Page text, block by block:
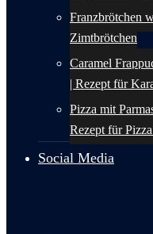
Franzbrötchen
Zimtbrötchen
Caramel
| Rezept für
Pizza mit
Rezept für
Social Media